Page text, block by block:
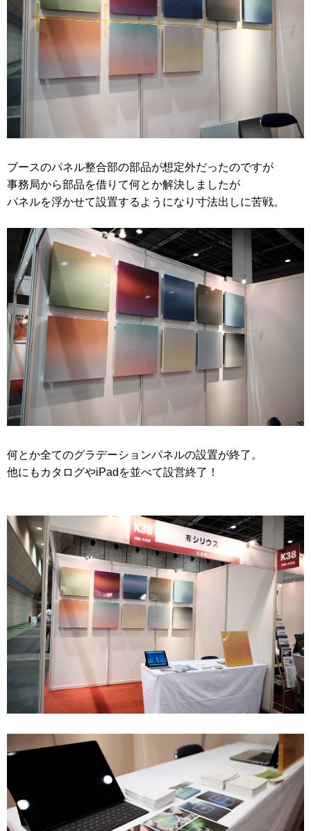
ブースのパネル整合部の部品が想定外だったのですが
事務局から部品を借りて何とか解決しましたが
パネルを浮かせて設置するようになり寸法出しに苦戦。
何とか全てのグラデーションパネルの設置が終了。
他にもカタログやiPadを並べて設営終了！